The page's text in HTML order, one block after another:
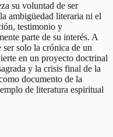
su voluntad de ser
ambigüedad literaria ni el
testimonio y
parte de su interés. A
solo la crónica de un
en un proyecto doctrinal
y la crisis final de la
documento de la
de literatura espiritual